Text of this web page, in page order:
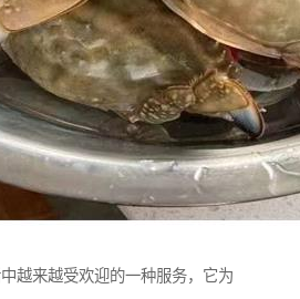
越来越受欢迎的一种服务，它为